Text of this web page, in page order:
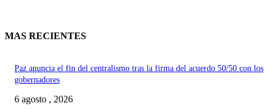
MAS RECIENTES
Paz anuncia el fin del centralismo tras la firma del acuerdo 50/50 con los
gobernadores
6 agosto , 2026